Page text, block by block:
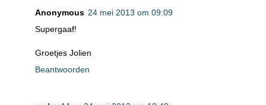
Anonymous 24 mei 2013 om 09:09
Supergaaf!
Groetjes Jolien
Beantwoorden